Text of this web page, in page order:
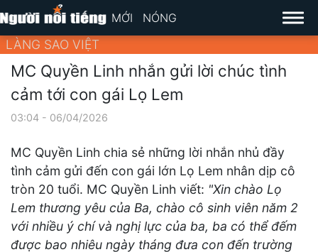
MỚI NÓNG
LÀNG SAO VIỆT
MC Quyền Linh nhắn gửi lời chúc tình
cảm tới con gái Lọ Lem
03:04 - 06/04/2026
MC Quyền Linh chia sẻ những lời nhắn nhủ đầy
tình cảm gửi đến con gái lớn Lọ Lem nhân dịp cô
tròn 20 tuổi. MC Quyền Linh viết: "Xin chào Lọ
Lem thương yêu của Ba, chào cô sinh viên năm 2
với nhiều ý chí và nghị lực của ba, ba có thể đếm
được bao nhiêu ngày tháng đưa con đến trường